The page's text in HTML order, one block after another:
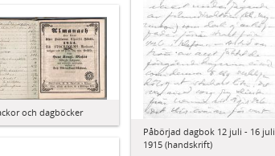
Påbörjad dagbok 12 juli - 16 juli
1915 (handskrift)
och dagböcker